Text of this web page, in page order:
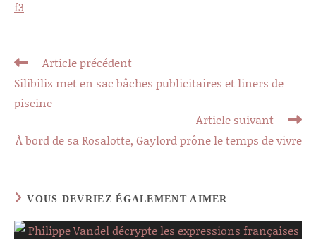
f3
Read
articles
Article précédent
Silibiliz met en sac bâches publicitaires et liners de
piscine
Article suivant
À bord de sa Rosalotte, Gaylord prône le temps de vivre
VOUS DEVRIEZ ÉGALEMENT AIMER